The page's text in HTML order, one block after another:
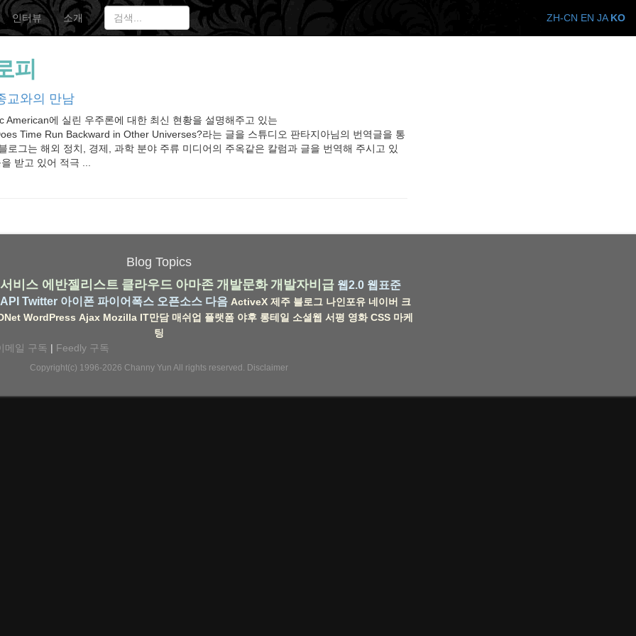
인터뷰 소개
피
교와의 만남
American에 실린 우주론에 대한 최신 현황을 설명해주고 있는
Time Run Backward in Other Universes?라는 글을 스튜디오 판타지아님의 번역글을 통
로그는 해외 정치, 경제, 과학 분야 주류 미디어의 주옥같은 칼럼과 글을 번역해 주시고 있
받고 있어 적극 ...
Blog Topics
비스 에반젤리스트 클라우드 아마존 개발문화 개발자비급 웹2.0 웹표준
Twitter 아이폰 파이어폭스 오픈소스 다음 ActiveX 제주 블로그 나인포유 네이버 크
WordPress Ajax Mozilla IT만담 매쉬업 플랫폼 야후 롱테일 소셜웹 서평 영화 CSS 마케
팅
메일 구독 | Feedly 구독
Copyright(c) 1996-2026 Channy Yun All rights reserved. Disclaimer
ZH-CN EN JA KO